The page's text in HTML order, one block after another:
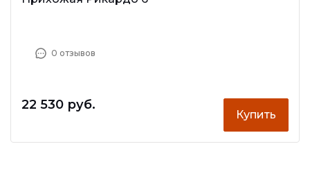
0 отзывов
22 530 руб.
Купить